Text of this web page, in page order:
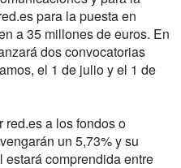
para la puesta en
a 35 millones de euros. En
dos convocatorias
el 1 de julio y el 1 de
red.es a los fondos o
un 5,73% y su
comprendida entre